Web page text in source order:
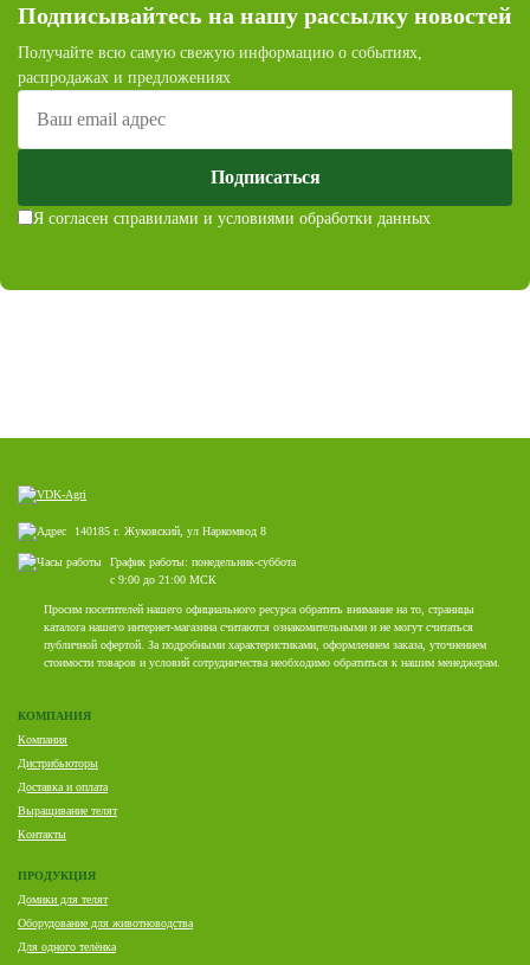
Подписывайтесь на нашу рассылку новостей
Получайте всю самую свежую информацию о событиях,
распродажах и предложениях
Подписаться
Я согласен справилами и условиями обработки данных
140185 г. Жуковский, ул Наркомвод 8
График работы: понедельник-суббота
с 9:00 до 21:00 МСК
Просим посетителей нашего официального ресурса обратить внимание на то, страницы
каталога нашего интернет-магазина считаются ознакомительными и не могут считаться
публичной офертой. За подробными характеристиками, оформлением заказа, уточнением
стоимости товаров и условий сотрудничества необходимо обратиться к нашим менеджерам.
КОМПАНИЯ
Компания
Дистрибьюторы
Доставка и оплата
Выращивание телят
Контакты
ПРОДУКЦИЯ
Домики для телят
Оборудование для животноводства
Для одного телёнка